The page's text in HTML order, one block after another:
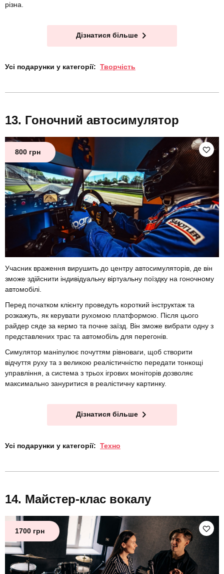
різна.
Дізнатися більше
Усі подарунки у категорії: Творчість
Гоночний автосимулятор
800 грн
Учасник враження вирушить до центру автосимуляторів, де він
зможе здійснити індивідуальну віртуальну поїздку на гоночному
автомобілі.
Перед початком клієнту проведуть короткий інструктаж та
розкажуть, як керувати рухомою платформою. Після цього
райдер сяде за кермо та почне заїзд. Він зможе вибрати одну з
представлених трас та автомобіль для перегонів.
Симулятор маніпулює почуттям рівноваги, щоб створити
відчуття руху та з великою реалістичністю передати тонкощі
управління, а система з трьох ігрових моніторів дозволяє
максимально зануритися в реалістичну картинку.
Дізнатися більше
Усі подарунки у категорії: Техно
Майстер-клас вокалу
1700 грн